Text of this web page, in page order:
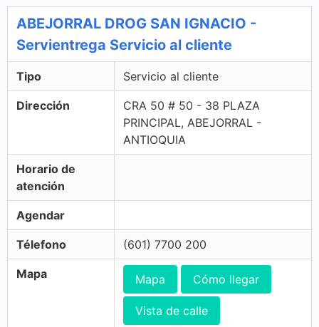
ABEJORRAL DROG SAN IGNACIO -
Servientrega Servicio al cliente
Tipo Servicio al cliente
Dirección
CRA 50 # 50 - 38 PLAZA
PRINCIPAL, ABEJORRAL -
ANTIOQUIA
Horario de
atención
Agendar
Télefono (601) 7700 200
Mapa Mapa Cómo llegar
Vista de calle